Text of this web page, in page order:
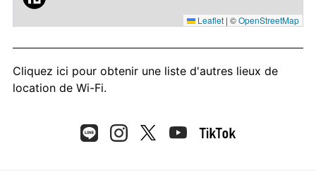
Leaflet | ©OpenStreetMap
Cliquez ici pour obtenir une liste d'autres lieux de
location de Wi-Fi.